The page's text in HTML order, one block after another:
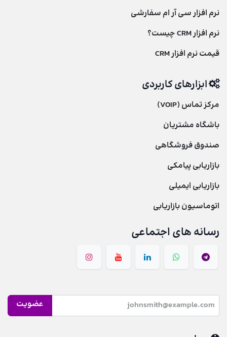
نرم افزار سی آر ام سفارشی
نرم افزار CRM چیست؟
قیمت نرم افزار CRM
ابزارهای کاربردی
مرکز تماس (VOIP)
باشگاه مشتریان
صندوق فروشگاهی
بازاریابی پیامکی
بازاریابی ایمیلی
اتوماسیون بازاریابی
رسانه های اجتماعی
عضویت